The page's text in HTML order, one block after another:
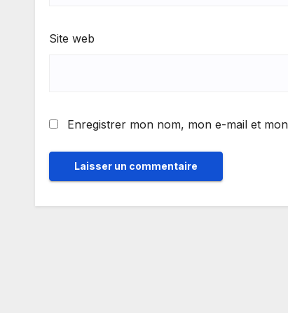
Site web
Enregistrer mon nom, mon e-mail et